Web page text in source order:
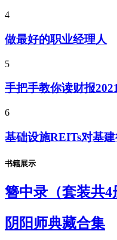
4
做最好的职业经理人
5
手把手教你读财报
6
基础设施REITs对基
书籍展示
簪中录（套装共4
阴阳师典藏合集